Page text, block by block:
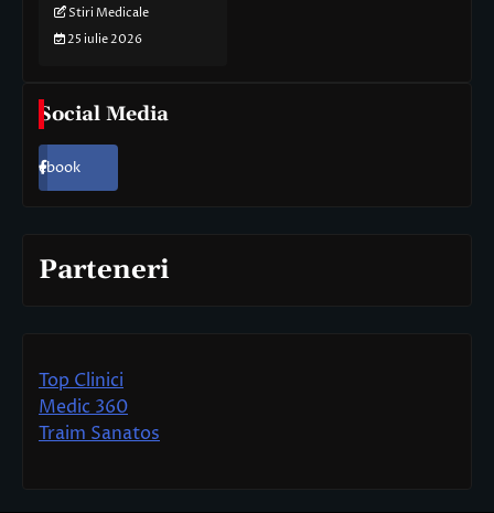
Stiri Medicale
25 iulie 2026
Social Media
Facebook
Parteneri
Top Clinici
Medic 360
Traim Sanatos